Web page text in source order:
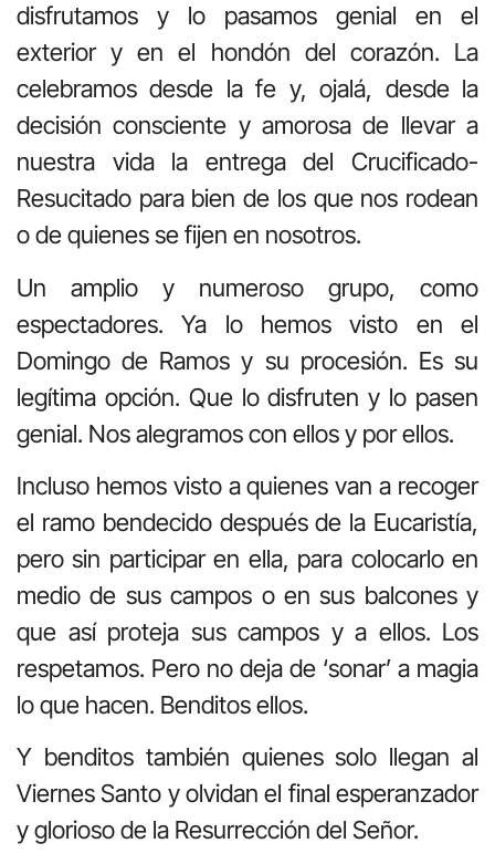
disfrutamos y lo pasamos genial en el
exterior y en el hondón del corazón. La
celebramos desde la fe y, ojalá, desde la
decisión consciente y amorosa de llevar a
nuestra vida la entrega del Crucificado-
Resucitado para bien de los que nos rodean
o de quienes se fijen en nosotros.
Un amplio y numeroso grupo, como
espectadores. Ya lo hemos visto en el
Domingo de Ramos y su procesión. Es su
legítima opción. Que lo disfruten y lo pasen
genial. Nos alegramos con ellos y por ellos.
Incluso hemos visto a quienes van a recoger
el ramo bendecido después de la Eucaristía,
pero sin participar en ella, para colocarlo en
medio de sus campos o en sus balcones y
que así proteja sus campos y a ellos. Los
respetamos. Pero no deja de ‘sonar’ a magia
lo que hacen. Benditos ellos.
Y benditos también quienes solo llegan al
Viernes Santo y olvidan el final esperanzador
y glorioso de la Resurrección del Señor.